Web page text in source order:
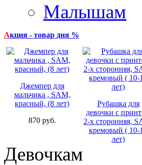
Малышам
Акция - товар дня %
Джемпер для
мальчика , SAM,
красный, (8 лет)
870 руб.
Рубашка для
девочки с
2-х сторонняя,
кремовый ( 10-
лет)
Девочкам